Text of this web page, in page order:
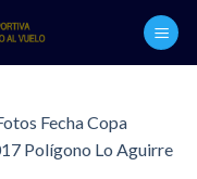
Fecha Copa
Polígono Lo Aguirre